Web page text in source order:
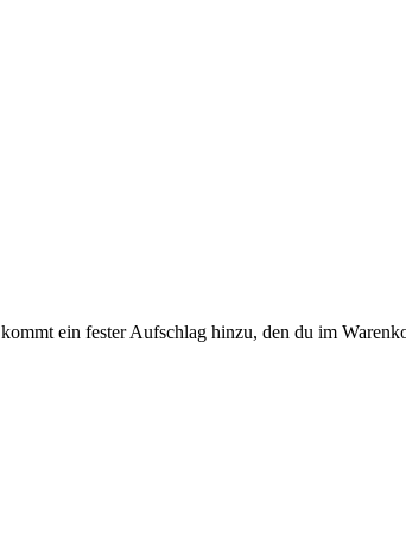
ein fester Aufschlag hinzu, den du im